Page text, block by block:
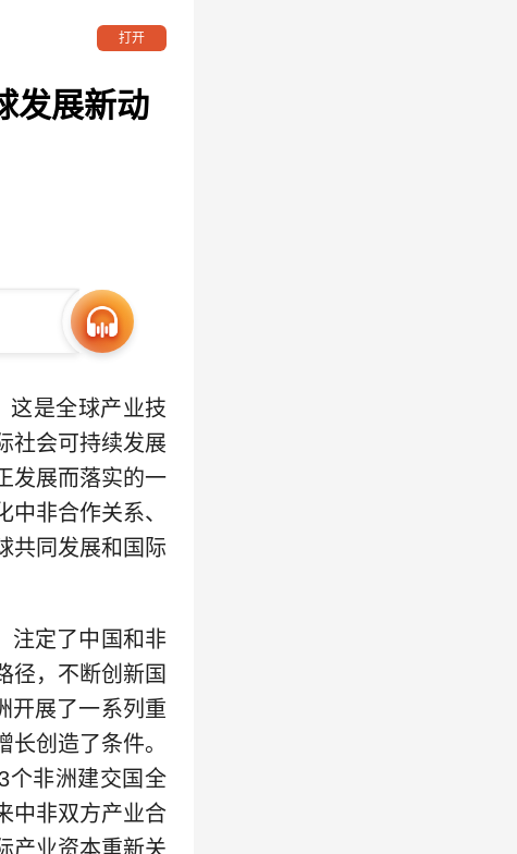
打开
发展新动
这是全球产业技
社会可持续发展
发展而落实的一
非合作关系、
共同发展和国际
注定了中国和非
径，不断创新国
开展了一系列重
创造了条件。
个非洲建交国全
中非双方产业合
产业资本重新关